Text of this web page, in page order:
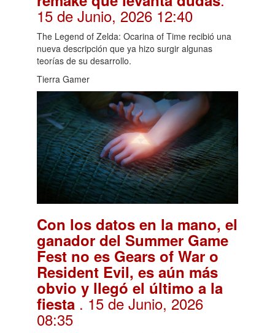
15 de Junio, 2026 12:40
The Legend of Zelda: Ocarina of Time recibió una
nueva descripción que ya hizo surgir algunas
teorías de su desarrollo.
Tierra Gamer
Con los datos en la mano, el
ganador del Summer Game
Fest no es Gears of War o
Resident Evil, es aún más
obvio y llegó el último a la
fiesta . 15 de Junio, 2026
08:35